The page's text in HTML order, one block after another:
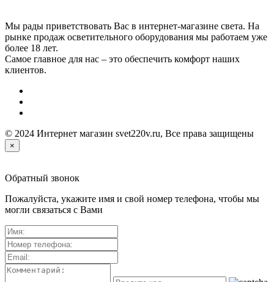
Мы рады приветствовать Вас в интернет-магазине света. На
рынке продаж осветительного оборудования мы работаем уже
более 18 лет.
Самое главное для нас – это обеспечить комфорт наших
клиентов.
© 2024 Интернет магазин svet220v.ru, Все права защищены
×
Обратный звонок
Пожалуйста, укажите имя и свой номер телефона, чтобы мы
могли связаться с Вами